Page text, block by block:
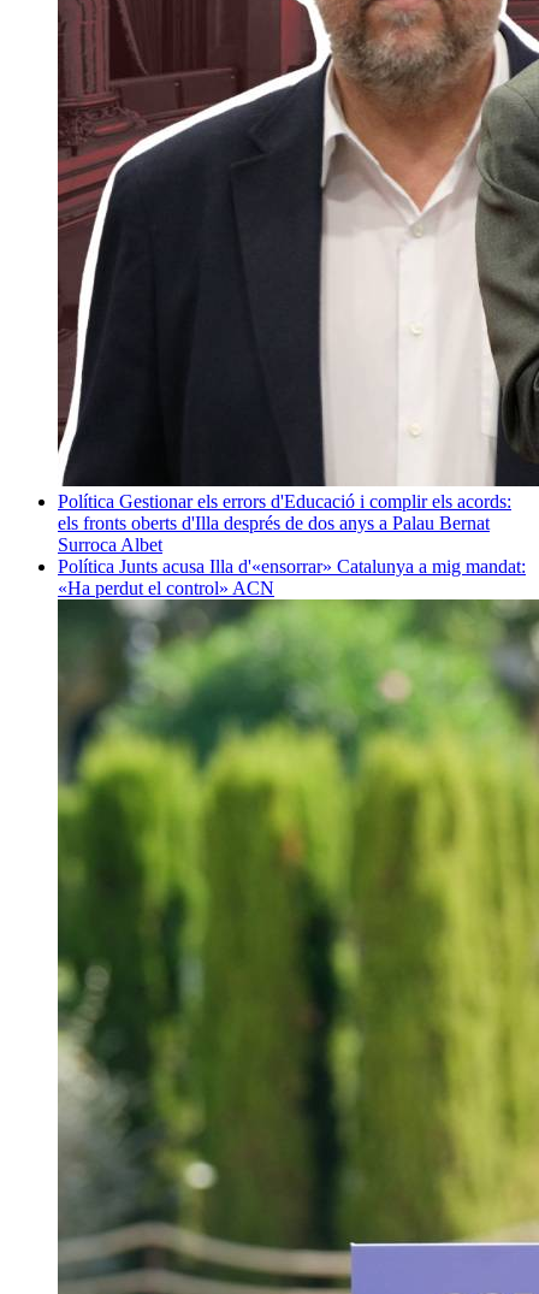
Política Gestionar els errors d'Educació i complir els acords:
els fronts oberts d'Illa després de dos anys a Palau Bernat
Surroca Albet
Política Junts acusa Illa d'«ensorrar» Catalunya a mig mandat:
«Ha perdut el control» ACN